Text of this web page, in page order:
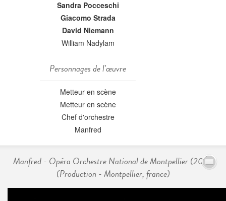
Sandra Pocceschi
Giacomo Strada
David Niemann
William Nadylam
Personnages de l'œuvre
Metteur en scène
Metteur en scène
Chef d'orchestre
Manfred
Manfred - Opéra Orchestre National de Montpellier (2017)
(Production - Montpellier, france)